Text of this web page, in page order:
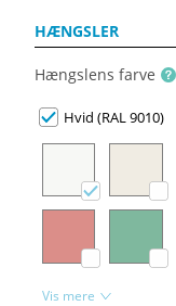
HÆNGSLER
Hængslens farve
Hvid (RAL 9010)
Vis mere